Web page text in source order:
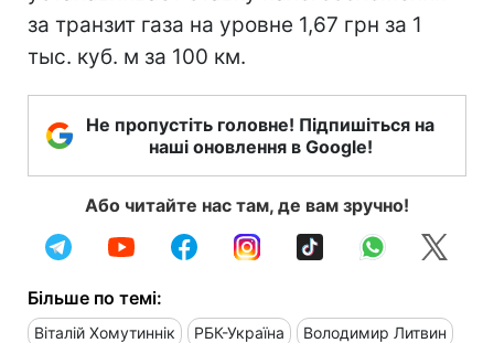
за транзит газа на уровне 1,67 грн за 1
тыс. куб. м за 100 км.
Не пропустіть головне! Підпишіться на
наші оновлення в Google!
Або читайте нас там, де вам зручно!
Більше по темі:
Віталій Хомутиннік РБК-Україна Володимир Литвин